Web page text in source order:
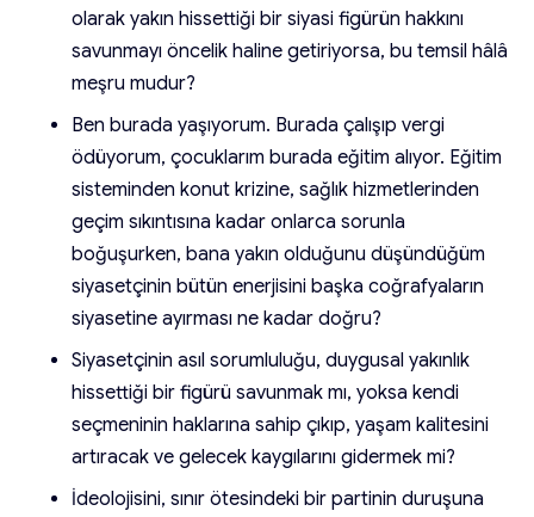
olarak yakın hissettiği bir siyasi figürün hakkını
savunmayı öncelik haline getiriyorsa, bu temsil hâlâ
meşru mudur?
Ben burada yaşıyorum. Burada çalışıp vergi
ödüyorum, çocuklarım burada eğitim alıyor. Eğitim
sisteminden konut krizine, sağlık hizmetlerinden
geçim sıkıntısına kadar onlarca sorunla
boğuşurken, bana yakın olduğunu düşündüğüm
siyasetçinin bütün enerjisini başka coğrafyaların
siyasetine ayırması ne kadar doğru?
Siyasetçinin asıl sorumluluğu, duygusal yakınlık
hissettiği bir figürü savunmak mı, yoksa kendi
seçmeninin haklarına sahip çıkıp, yaşam kalitesini
artıracak ve gelecek kaygılarını gidermek mi?
İdeolojisini, sınır ötesindeki bir partinin duruşuna